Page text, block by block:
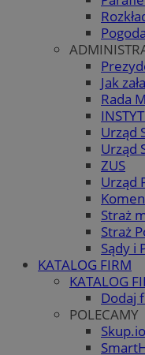
Jak
Rada
Urząd
Urząd
ZUS
Urząd
Straż
Straż
Sądy i
KATALOG FIRM
KATALOG
Dodaj
POLECAMY